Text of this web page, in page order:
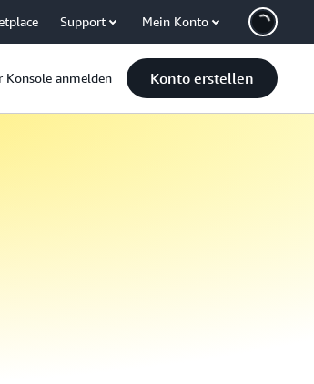
Support Mein Konto
Konsole anmelden Konto erstellen